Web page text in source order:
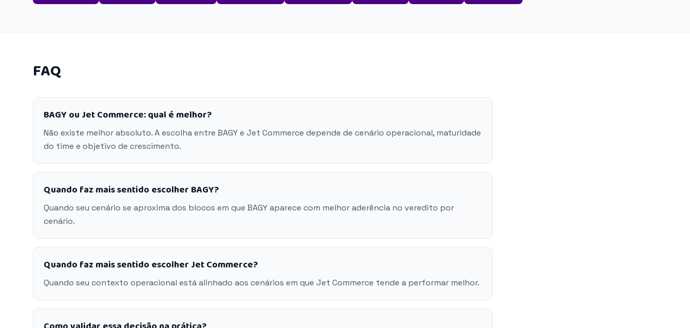
FAQ
BAGY ou Jet Commerce: qual é melhor?
Não existe melhor absoluto. A escolha entre BAGY e Jet Commerce depende de cenário operacional, maturidade
do time e objetivo de crescimento.
Quando faz mais sentido escolher BAGY?
Quando seu cenário se aproxima dos blocos em que BAGY aparece com melhor aderência no veredito por
cenário.
Quando faz mais sentido escolher Jet Commerce?
Quando seu contexto operacional está alinhado aos cenários em que Jet Commerce tende a performar melhor.